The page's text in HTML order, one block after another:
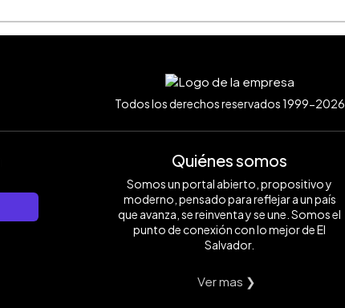
Todos los derechos reservados 1999-2026
Quiénes somos
Somos un portal abierto, propositivo y
moderno, pensado para reflejar a un país
que avanza, se reinventa y se une. Somos el
punto de conexión con lo mejor de El
Salvador.
Ver mas ❯